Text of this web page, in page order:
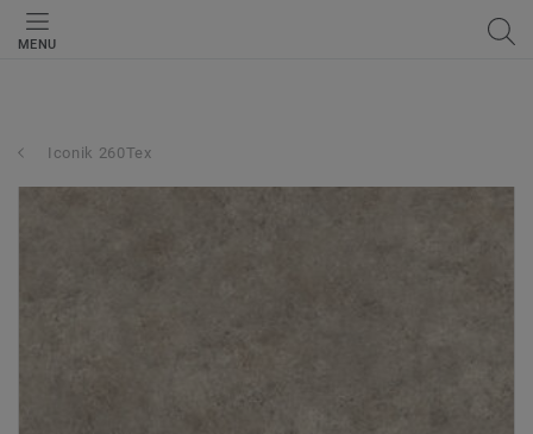
MENU
Iconik 260Tex